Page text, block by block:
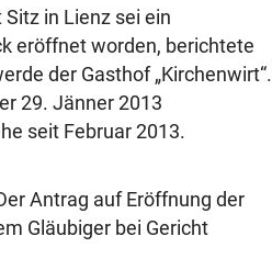
Sitz in Lienz sei ein
eröffnet worden, berichtete
der Gasthof „Kirchenwirt“.
29. Jänner 2013
seit Februar 2013.
Antrag auf Eröffnung der
Gläubiger bei Gericht